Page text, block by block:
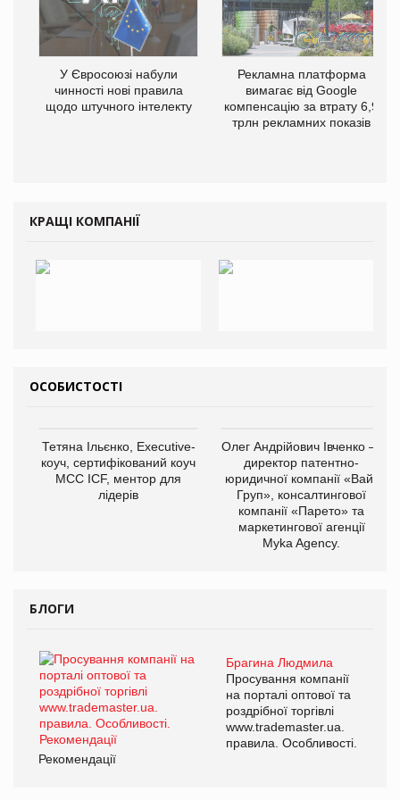
У Євросоюзі набули
чинності нові правила
щодо штучного інтелекту
Рекламна платформа
вимагає від Google
компенсацію за втрату 6,9
трлн рекламних показів
КРАЩІ КОМПАНІЇ
ОСОБИСТОСТІ
Тетяна Ільєнко, Executive-
коуч, сертифікований коуч
МСС ICF, ментор для
лідерів
Олег Андрійович Івченко —
директор патентно-
юридичної компанії «Вайз
Груп», консалтингової
компанії «Парето» та
маркетингової агенції
Myka Agency.
БЛОГИ
Брагина Людмила
Просування компанії
на порталі оптової та
роздрібної торгівлі
www.trademaster.ua.
правила. Особливості.
Рекомендації